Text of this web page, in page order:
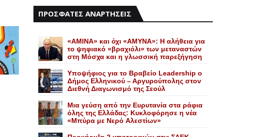
ΠΡΟΣΦΑΤΕΣ ΑΝΑΡΤΗΣΕΙΣ
«AMINA» και όχι «ΑΜΥΝΑ»: Η αλήθεια για
το ψηφιακό «βραχιόλι» των μεταναστών
στη Μόσχα και η γλωσσική παρεξήγηση
Yποψήφιος για το Bραβείο Leadership ο
Δήμος Ελληνικού – Αργυρούπολης στον
Διεθνή Διαγωνισμό της Σεούλ
Mια γεύση από την Eυρυτανία στα ράφια
όλης της Ελλάδας: Κυκλοφόρησε η νέα
«Μπύρα με Nερό Aλεστίων»